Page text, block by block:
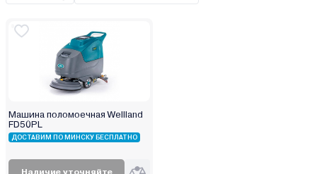
Машина поломоечная Wellland
FD50PL
ДОСТАВИМ ПО МИНСКУ БЕСПЛАТНО
Наличие уточняйте